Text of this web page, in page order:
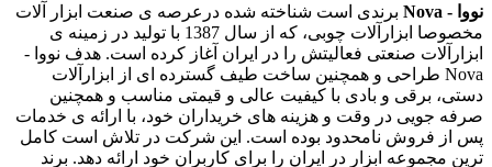
نووا - Nova
برندی است شناخته شده درعرصه ی صنعت ابزار آلات
مخصوصا ابزارآلات چوبی، که از سال 1387 با تولید در زمینه ی
ابزارآلات صنعتی فعالیتش را در ایران آغاز کرده است. هدف نووا -
Nova طراحی و همچنین ساخت طیف گسترده ای از ابزارآلات
دستی، برقی و بادی با کیفیت عالی و قیمتی مناسب و همچنین
صرفه جویی در وقت و هزینه های خریداران خود، با ارائه ی خدمات
پس از فروش نامحدود بوده است. این شرکت در تلاش است کامل
ترین مجموعه ابزار در ایران را برای کاربران خود ارائه دهد. برند